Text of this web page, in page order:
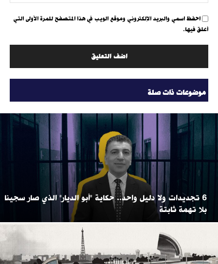
احفظ اسمي والبريد الإلكتروني وموقع الويب في هذا المتصفح للمرة الأولى التي
أعلق فيها.
موضوعات ذات صلة
6 تجديدات ولا دليل واحد.. حكاية "أبو الديار" الذي صار سجينا
بلا تهمة ثابتة